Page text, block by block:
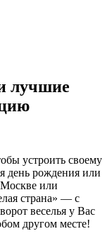
лучшие
устроить своему
день рождения или
Москве или
страна» — с
веселья у Вас
другом месте!